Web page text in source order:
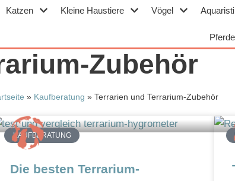
Katzen Kleine Haustiere Vögel
Pferde
Zubehör
» Kaufberatung » Terrarien und Terrarium-Zubehör
KAUFBERATUNG
Die besten Terrarium-